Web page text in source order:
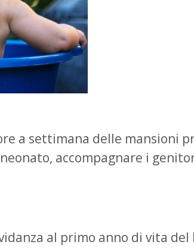
a settimana delle mansioni
accompagnare i
al primo anno di vita del